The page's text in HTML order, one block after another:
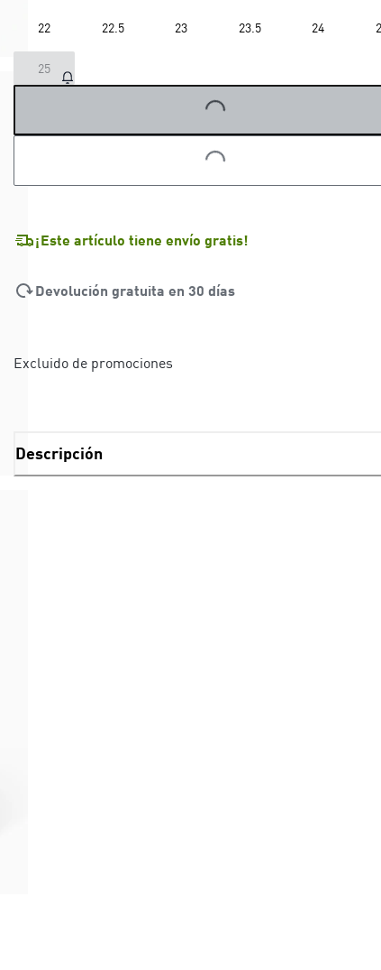
22 22.5 23 23.5 24
25 LOADING...
LOADING...
¡Este artículo tiene envío gratis!
Devolución gratuita en 30 días
Excluido de promociones
Descripción